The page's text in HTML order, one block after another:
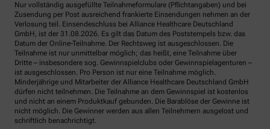
Nur vollständig ausgefüllte Teilnahmeformulare (Pflichtangaben) und bei
Zusendung per Post ausreichend frankierte Einsendungen nehmen an der
Verlosung teil. Einsendeschluss bei Alliance Healthcare Deutschland
GmbH, ist der 31.08.2026. Es gilt das Datum des Poststempels bzw. das
Datum der Online-Teilnahme. Der Rechtsweg ist ausgeschlossen. Die
Teilnahme ist nur unmittelbar möglich; das heißt, eine Teilnahme über
Dritte – insbesondere sog. Gewinnspielclubs oder Gewinnspielagenturen –
ist ausgeschlossen. Pro Person ist nur eine Teilnahme möglich.
Minderjährige und Mitarbeiter der Alliance Healthcare Deutschland GmbH
dürfen nicht teilnehmen. Die Teilnahme an dem Gewinnspiel ist kostenlos
und nicht an einem Produktkauf gebunden. Die Barablöse der Gewinne ist
nicht möglich. Die Gewinner werden aus allen Teilnehmern ausgelost und
schriftlich benachrichtigt.